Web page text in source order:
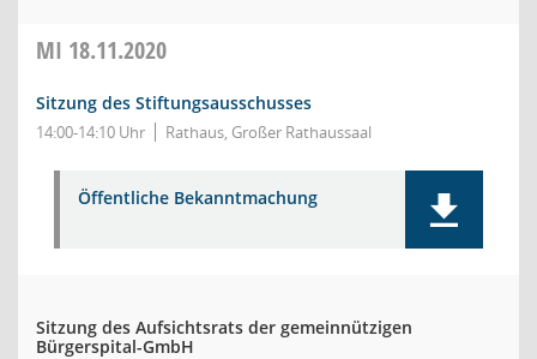
MI 18.11.2020
Sitzung des Stiftungsausschusses
14:00-14:10 Uhr Rathaus, Großer Rathaussaal
Öffentliche Bekanntmachung
Sitzung des Aufsichtsrats der gemeinnützigen
Bürgerspital-GmbH